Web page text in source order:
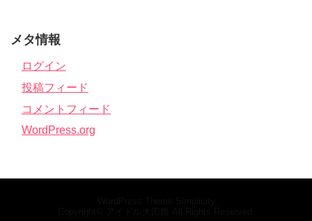
メタ情報
ログイン
投稿フィード
コメントフィード
WordPress.org